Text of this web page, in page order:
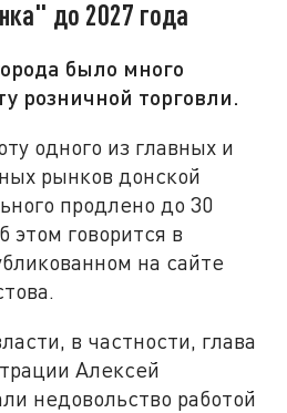
до 2027 года
было много
розничной торговли.
одного из главных и
рынков донской
продлено до 30
этом говорится в
на сайте
в частности, глава
Алексей
недовольство работой